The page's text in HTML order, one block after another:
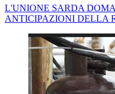
L'UNIONE SARDA
ANTICIPAZIONI DELLA